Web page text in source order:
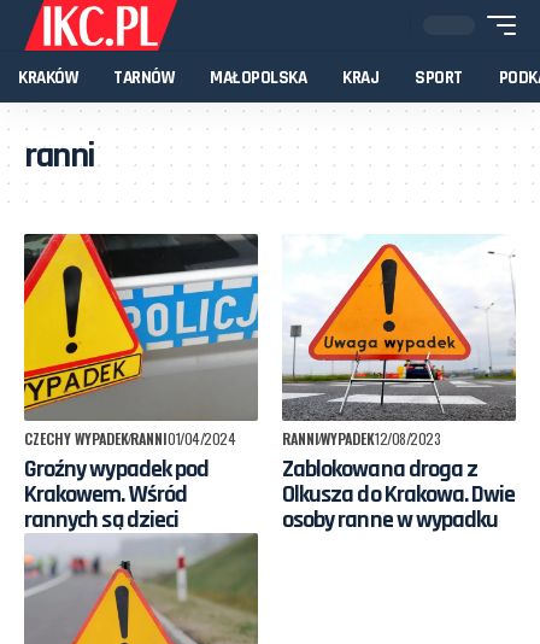
KRAKÓW TARNÓW MAŁOPOLSKA KRAJ SPORT
ranni
CZECHY WYPADEKRANNI01/04/2024
Groźny wypadek pod
Krakowem. Wśród
rannych są dzieci
RANNIWYPADEK12/08/2023
Zablokowana droga z
Olkusza do Krakowa. Dwie
osoby ranne w wypadku